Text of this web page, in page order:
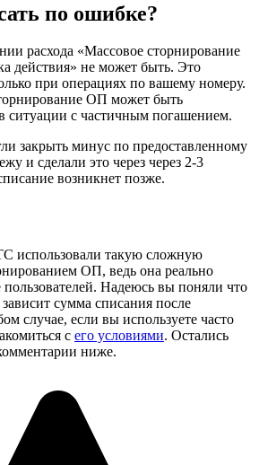
по ошибке?
расхода «Массовое сторнирование
действия» не может быть. Это
при операциях по вашему номеру.
ОП может быть
ситуации с частичным погашением.
закрыть минус по предоставленному
и сделали это через через 2-3
возникнет позже.
использовали такую сложную
ОП, ведь она реально
Надеюсь вы поняли что
зависит сумма списания после
случае, если вы используете часто
с его условиями. Остались
ниже.